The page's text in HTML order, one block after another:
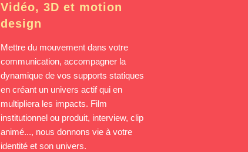
Vidéo, 3D et motion
design
Mettre du mouvement dans votre
communication, accompagner la
dynamique de vos supports statiques
en créant un univers actif qui en
multipliera les impacts. Film
institutionnel ou produit, interview, clip
animé..., nous donnons vie à votre
identité et son univers.